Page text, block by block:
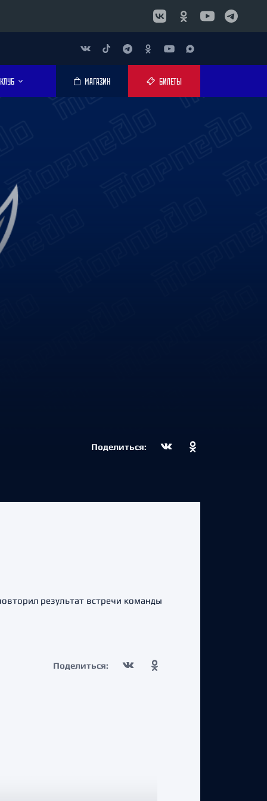
КЛУБ МАГАЗИН БИЛЕТЫ
Поделиться:
результат встречи команды
Поделиться: